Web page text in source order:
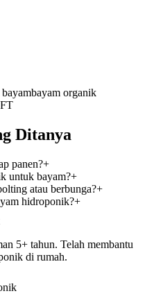
bayambayam organik
Ditanya
panen?+
untuk bayam?+
atau berbunga?+
hidroponik?+
5+ tahun. Telah membantu
di rumah.